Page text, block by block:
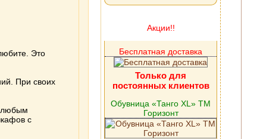
Это
При своих
любым
с
Акции!!
Бесплатная доставка
Только для
постоянных клиентов
Обувница «Танго XL» ТМ
Горизонт